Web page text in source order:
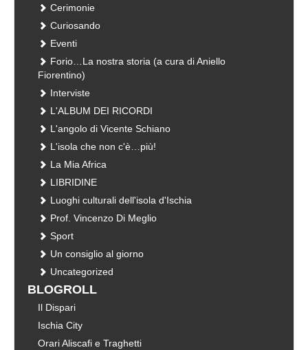
Cerimonie
Curiosando
Eventi
Forio…La nostra storia (a cura di Aniello
Fiorentino)
Interviste
L'ALBUM DEI RICORDI
L'angolo di Vicente Schiano
L'isola che non c'è…più!
La Mia Africa
LIBRIDINE
Luoghi culturali dell'isola d'Ischia
Prof. Vincenzo Di Meglio
Sport
Un consiglio al giorno
Uncategorized
BLOGROLL
Il Dispari
Ischia City
Orari Aliscafi e Traghetti